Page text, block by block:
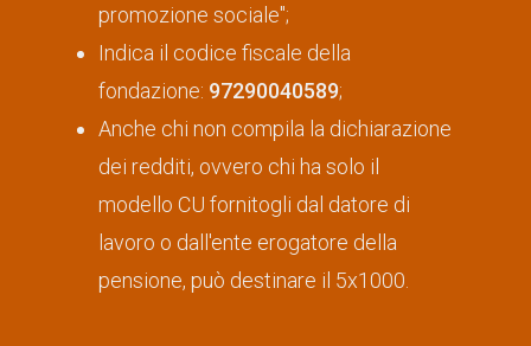
promozione sociale";
Indica il codice fiscale della
fondazione: 97290040589;
Anche chi non compila la dichiarazione
dei redditi, ovvero chi ha solo il
modello CU fornitogli dal datore di
lavoro o dall'ente erogatore della
pensione, può destinare il 5x1000.